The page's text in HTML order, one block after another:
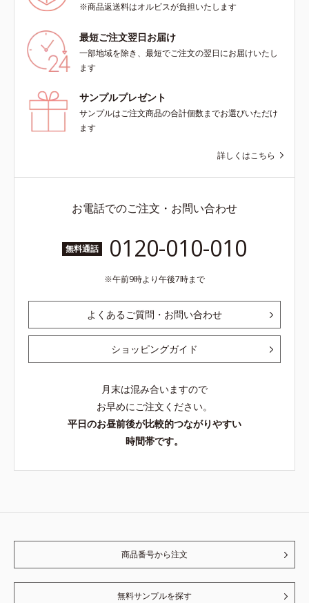
※商品返送料はオルビスが負担いたします
最短ご注文翌日お届け
一部地域を除き、最短でご注文の翌日にお届けいたし
ます
サンプルプレゼント
サンプルはご注文商品の合計個数までお選びいただけ
ます
詳しくはこちら
お電話でのご注文・お問い合わせ
無料通話 0120-010-010
午前9時より午後7時まで
よくあるご質問・お問い合わせ
ショッピングガイド
月末は混み合いますので
お早めにご注文ください。
平日のお昼前後が比較的つながりやすい
時間帯です。
商品番号から注文
無料サンプルを探す